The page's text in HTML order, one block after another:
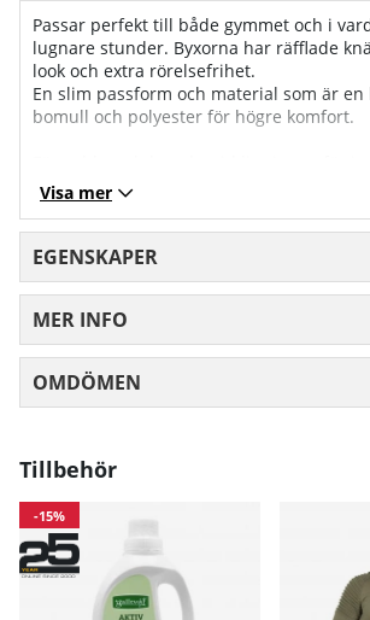
Passar perfekt till både gymmet och i
lugnare stunder. Byxorna har räfflade
look och extra rörelsefrihet.
En slim passform och material som är
bomull och polyester för högre komfort.
tillpassning, fickor med dragkedja och
klassiska Gorilla Wear-logon.
Visa mer
EGENSKAPER
MER INFO
OMDÖMEN
Tillbehör
-15%